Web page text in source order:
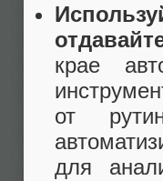
крае
от
для